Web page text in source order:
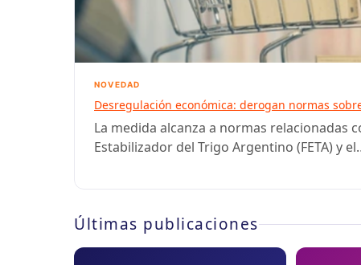
NOVEDAD
Desregulación económica: derogan normas
La medida alcanza a normas relacionadas
Estabilizador del Trigo Argentino (FETA) y
Últimas publicaciones